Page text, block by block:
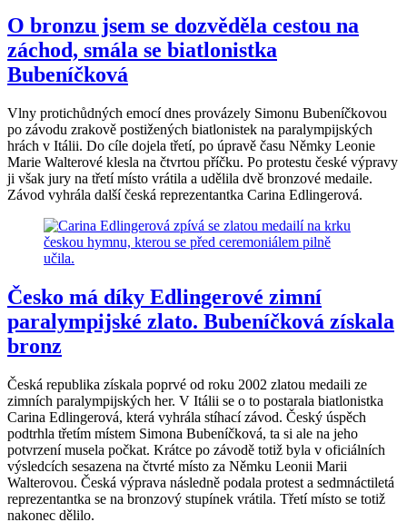
O bronzu jsem se dozvěděla cestou na
záchod, smála se biatlonistka
Bubeníčková
Vlny protichůdných emocí dnes provázely Simonu Bubeníčkovou
po závodu zrakově postižených biatlonistek na paralympijských
hrách v Itálii. Do cíle dojela třetí, po úpravě času Němky Leonie
Marie Walterové klesla na čtvrtou příčku. Po protestu české výpravy
ji však jury na třetí místo vrátila a udělila dvě bronzové medaile.
Závod vyhrála další česká reprezentantka Carina Edlingerová.
Česko má díky Edlingerové zimní
paralympijské zlato. Bubeníčková získala
bronz
Česká republika získala poprvé od roku 2002 zlatou medaili ze
zimních paralympijských her. V Itálii se o to postarala biatlonistka
Carina Edlingerová, která vyhrála stíhací závod. Český úspěch
podtrhla třetím místem Simona Bubeníčková, ta si ale na jeho
potvrzení musela počkat. Krátce po závodě totiž byla v oficiálních
výsledcích sesazena na čtvrté místo za Němku Leonii Marii
Walterovou. Česká výprava následně podala protest a sedmnáctiletá
reprezentantka se na bronzový stupínek vrátila. Třetí místo se totiž
nakonec dělilo.